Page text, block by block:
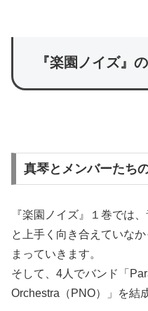
『楽園ノイズ』
真琴とメンバーたち
『楽園ノイズ』１巻では
と上手く向き合えていな
まっていきます。
そして、4人でバンド「
Orchestra（PNO）」を結成